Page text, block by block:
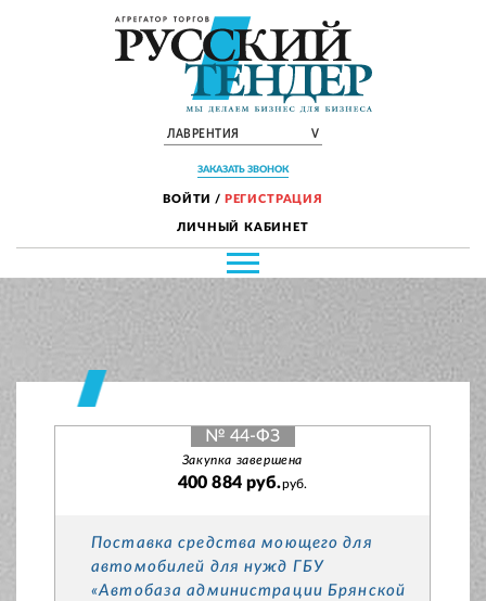
ЛАВРЕНТИЯ V
ЗАКАЗАТЬ ЗВОНОК
ВОЙТИ / РЕГИСТРАЦИЯ
ЛИЧНЫЙ КАБИНЕТ
№ 44-ФЗ
Закупка завершена
400 884 руб.руб.
Поставка средства моющего для
автомобилей для нужд ГБУ
«Автобаза администрации Брянской